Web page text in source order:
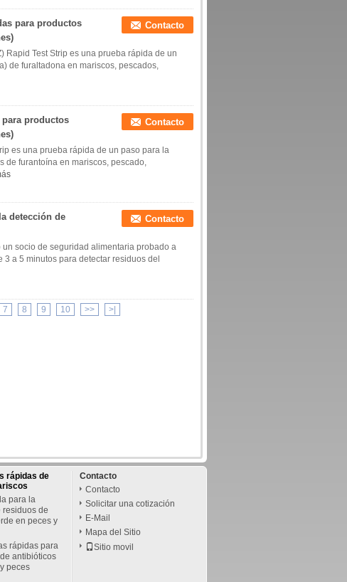
para productos
Contacto
Rapid Test Strip es una prueba rápida de un
de furaltadona en mariscos, pescados,
para productos
Contacto
es una prueba rápida de un paso para la
de furantoína en mariscos, pescado,
detección de
Contacto
socio de seguridad alimentaria probado a
a 5 minutos para detectar residuos del
7 8 9 10 >> >|
rápidas de
para la
residuos de
en peces y
rápidas para
antibióticos
peces
Contacto
Contacto
Solicitar una cotización
E-Mail
Mapa del Sitio
Sitio movil